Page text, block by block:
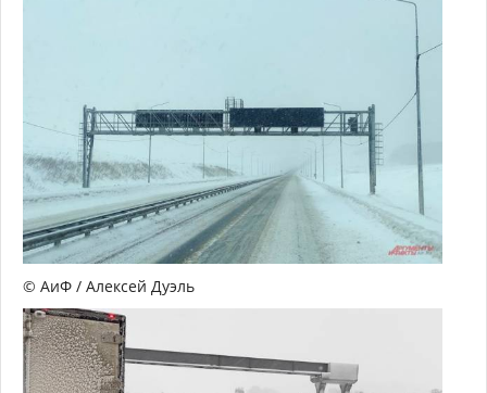
© АиФ / Алексей Дуэль